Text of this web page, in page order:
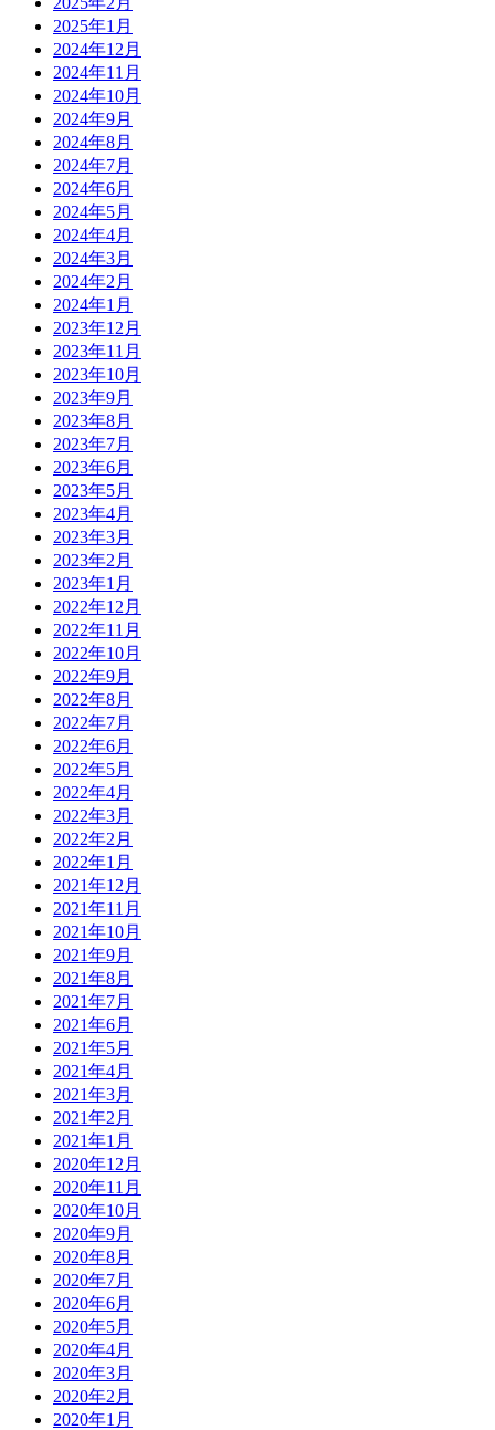
2025年1月
2024年12月
2024年11月
2024年10月
2024年9月
2024年8月
2024年7月
2024年6月
2024年5月
2024年4月
2024年3月
2024年2月
2024年1月
2023年12月
2023年11月
2023年10月
2023年9月
2023年8月
2023年7月
2023年6月
2023年5月
2023年4月
2023年3月
2023年2月
2023年1月
2022年12月
2022年11月
2022年10月
2022年9月
2022年8月
2022年7月
2022年6月
2022年5月
2022年4月
2022年3月
2022年2月
2022年1月
2021年12月
2021年11月
2021年10月
2021年9月
2021年8月
2021年7月
2021年6月
2021年5月
2021年4月
2021年3月
2021年2月
2021年1月
2020年12月
2020年11月
2020年10月
2020年9月
2020年8月
2020年7月
2020年6月
2020年5月
2020年4月
2020年3月
2020年2月
2020年1月